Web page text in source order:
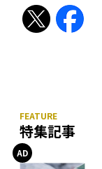
特集記事